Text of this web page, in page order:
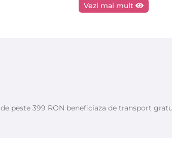
GELUL DE BAZĂ ȘI GELUL ACTIVATOR.
Vezi mai mult
peste 399 RON beneficiaza de transport